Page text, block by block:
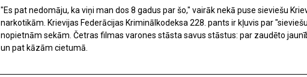
"Es pat nedomāju, ka viņi man dos 8 gadus par šo," vairāk nekā puse sieviešu
narkotikām. Krievijas Federācijas Kriminālkodeksa 228. pants ir kļuvis par
nopietnām sekām. Četras filmas varones stāsta savus stāstus: par zaudēto
un pat kāzām cietumā.